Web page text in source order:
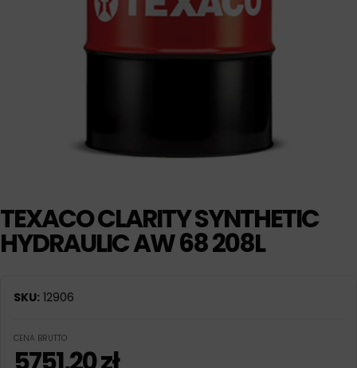
TEXACO CLARITY SYNTHETIC
HYDRAULIC AW 68 208L
SKU: 12906
CENA BRUTTO